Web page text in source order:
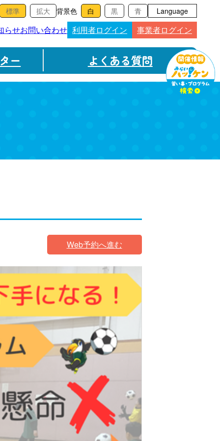
背景色 Language
らせお問い合わせ 利用者ログイン 事業者ログイン
ー よくある質問
Web予約へ進む